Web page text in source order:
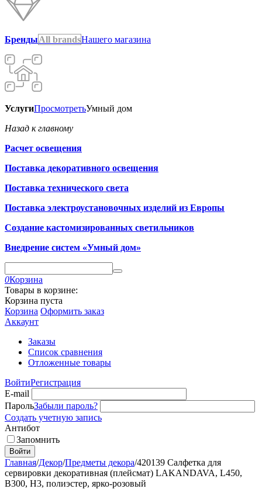
БрендыAll brandsНашего магазина
УслугиПросмотретьУмный дом
Назад к главному
Расчет освещения
Поставка декоративного освещения
Поставка технического света
Поставка электроустановочных изделий из Европы
Создание кастомизированных светильников
Внедрение систем «Умный дом»
0Корзина
Товары в корзине:
Корзина пуста
Корзина Оформить заказ
Аккаунт
Заказы
Список сравнения
Отложенные товары
ВойтиРегистрация
E-mail
ПарольЗабыли пароль?
Создать учетную запись
Антибот
Запомнить
Войти
Главная/Декор/Предметы декора/420139 Салфетка для
сервировки декоративная (плейсмат) LAKANDAVA, L450,
B300, H3, полиэстер, ярко-розовый